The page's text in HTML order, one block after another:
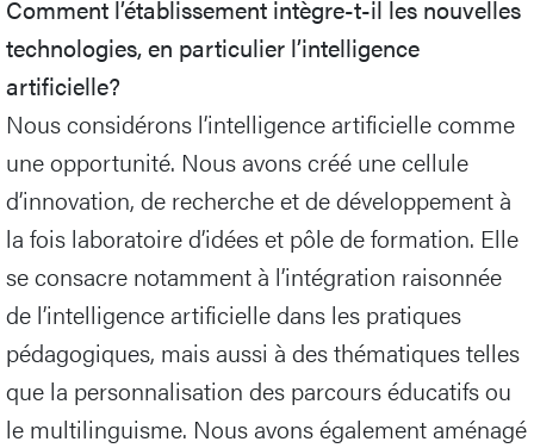
Comment l’établissement intègre-t-il les nouvelles
technologies, en particulier l’intelligence
artificielle?
Nous considérons l’intelligence artificielle comme
une opportunité. Nous avons créé une cellule
d’innovation, de recherche et de développement à
la fois laboratoire d’idées et pôle de formation. Elle
se consacre notamment à l’intégration raisonnée
de l’intelligence artificielle dans les pratiques
pédagogiques, mais aussi à des thématiques telles
que la personnalisation des parcours éducatifs ou
le multilinguisme. Nous avons également aménagé